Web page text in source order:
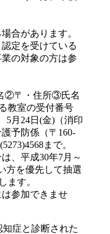
合があります。
定を受けている
の対象の方は参
②〒・住所③氏名
教室の受付番号
5月24日(金)（消印
予防係（〒160-
まで。
、平成30年7月～
方を優先して抽選
ます。
参加できませ
症と診断された